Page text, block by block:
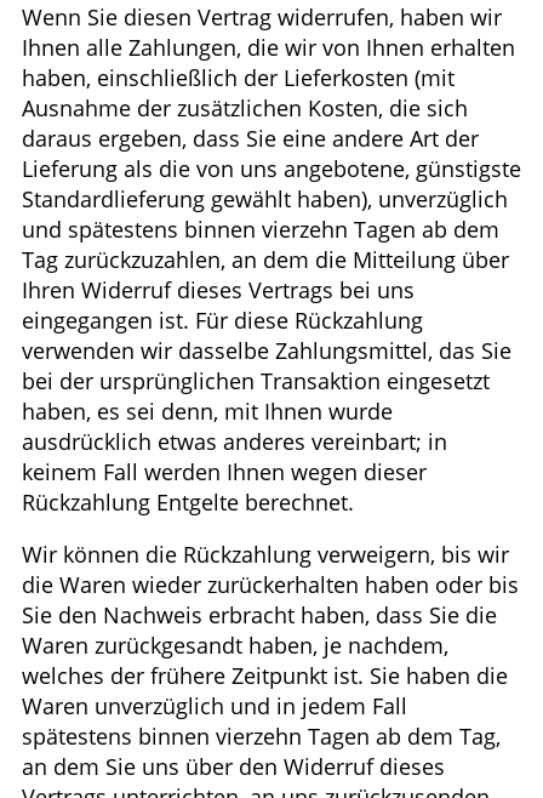
Wenn Sie diesen Vertrag widerrufen, haben wir
Ihnen alle Zahlungen, die wir von Ihnen erhalten
haben, einschließlich der Lieferkosten (mit
Ausnahme der zusätzlichen Kosten, die sich
daraus ergeben, dass Sie eine andere Art der
Lieferung als die von uns angebotene, günstigste
Standardlieferung gewählt haben), unverzüglich
und spätestens binnen vierzehn Tagen ab dem
Tag zurückzuzahlen, an dem die Mitteilung über
Ihren Widerruf dieses Vertrags bei uns
eingegangen ist. Für diese Rückzahlung
verwenden wir dasselbe Zahlungsmittel, das Sie
bei der ursprünglichen Transaktion eingesetzt
haben, es sei denn, mit Ihnen wurde
ausdrücklich etwas anderes vereinbart; in
keinem Fall werden Ihnen wegen dieser
Rückzahlung Entgelte berechnet.
Wir können die Rückzahlung verweigern, bis wir
die Waren wieder zurückerhalten haben oder bis
Sie den Nachweis erbracht haben, dass Sie die
Waren zurückgesandt haben, je nachdem,
welches der frühere Zeitpunkt ist. Sie haben die
Waren unverzüglich und in jedem Fall
spätestens binnen vierzehn Tagen ab dem Tag,
an dem Sie uns über den Widerruf dieses